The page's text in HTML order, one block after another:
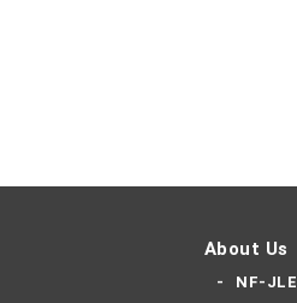
About Us
NF-